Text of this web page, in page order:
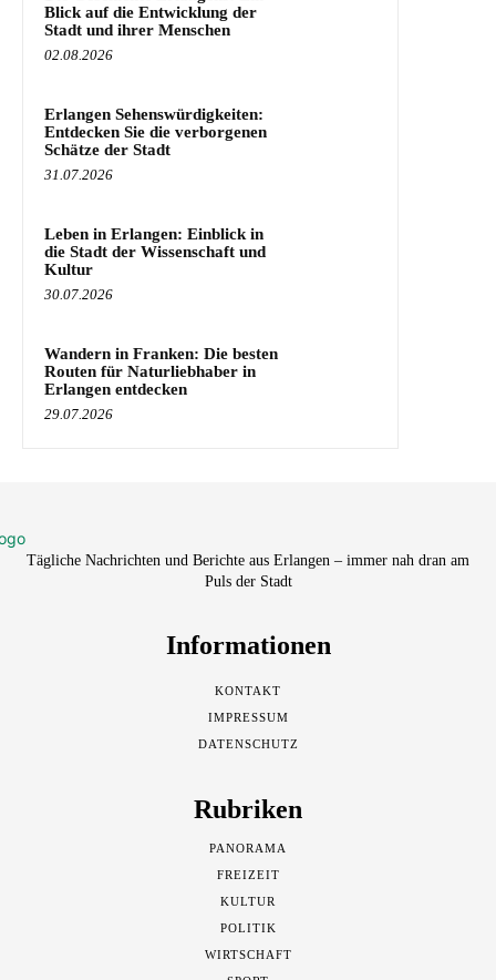
Blick auf die Entwicklung der
Stadt und ihrer Menschen
02.08.2026
Erlangen Sehenswürdigkeiten:
Entdecken Sie die verborgenen
Schätze der Stadt
31.07.2026
Leben in Erlangen: Einblick in
die Stadt der Wissenschaft und
Kultur
30.07.2026
Wandern in Franken: Die besten
Routen für Naturliebhaber in
Erlangen entdecken
29.07.2026
Tägliche Nachrichten und Berichte aus Erlangen – immer nah dran am
Puls der Stadt
Informationen
KONTAKT
IMPRESSUM
DATENSCHUTZ
Rubriken
PANORAMA
FREIZEIT
KULTUR
POLITIK
WIRTSCHAFT